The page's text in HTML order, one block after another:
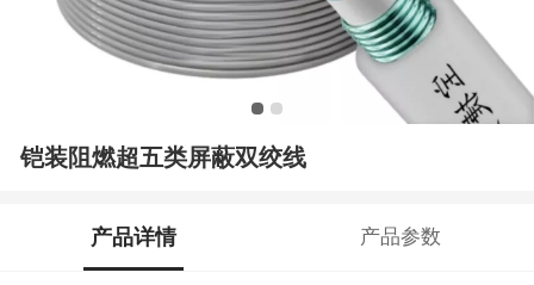
铠装阻燃超五类屏蔽双绞线
产品详情 产品参数